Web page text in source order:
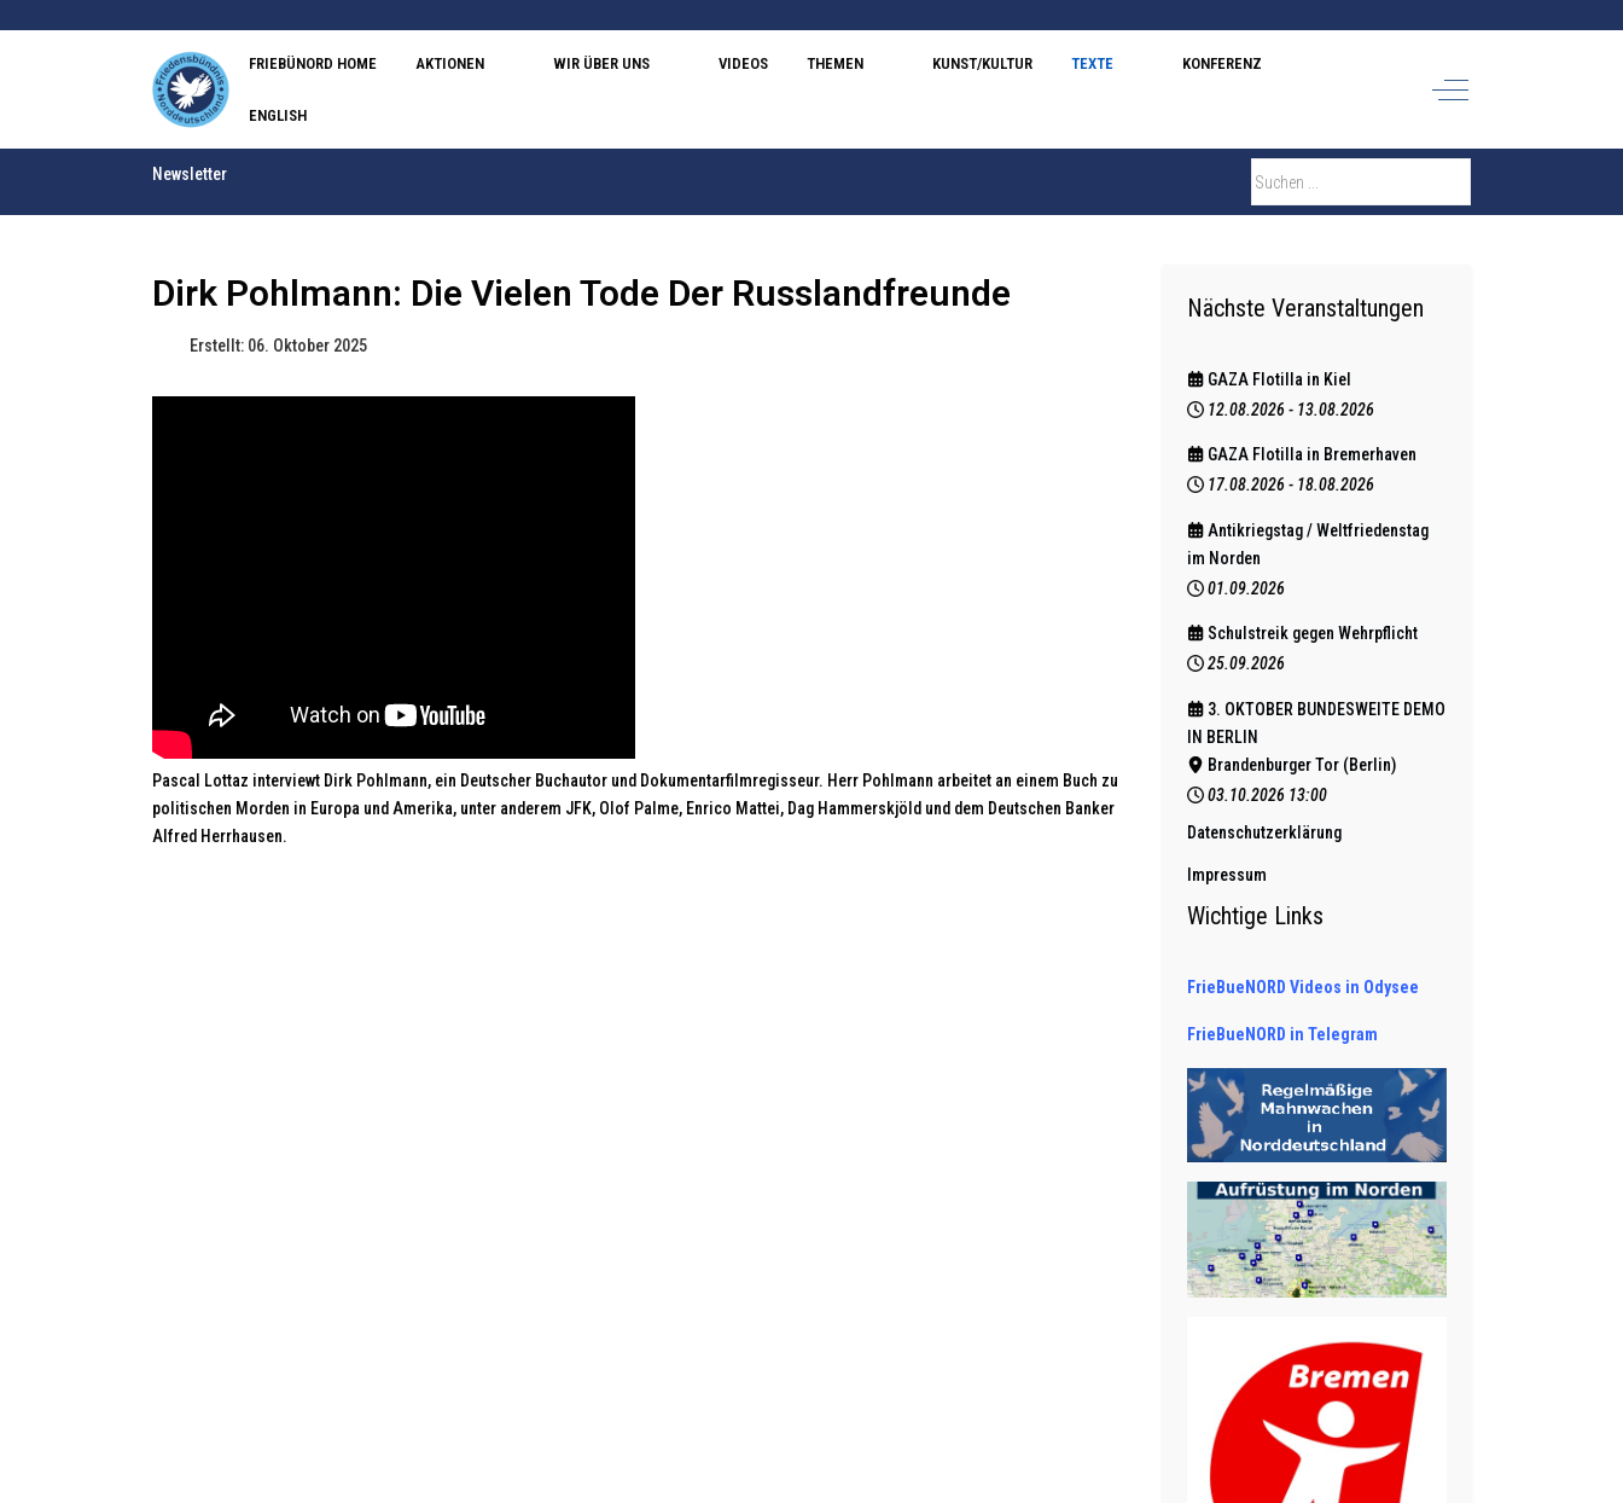
FRIEBÜNORD HOME AKTIONEN WIR ÜBER UNS VIDEOS THEMEN KUNST/KULTUR TEXTE KONFERENZ
ENGLISH
Off-Canvas Toggle
Newsletter
Dirk Pohlmann: Die Vielen Tode Der Russlandfreunde
Erstellt: 06. Oktober 2025
Pascal Lottaz interviewt Dirk Pohlmann, ein Deutscher Buchautor und Dokumentarfilmregisseur. Herr Pohlmann arbeitet an einem Buch zu
politischen Morden in Europa und Amerika, unter anderem JFK, Olof Palme, Enrico Mattei, Dag Hammerskjöld und dem Deutschen Banker
Alfred Herrhausen.
Nächste Veranstaltungen
GAZA Flotilla in Kiel
12.08.2026 - 13.08.2026
GAZA Flotilla in Bremerhaven
17.08.2026 - 18.08.2026
Antikriegstag / Weltfriedenstag
im Norden
01.09.2026
Schulstreik gegen Wehrpflicht
25.09.2026
3. OKTOBER BUNDESWEITE DEMO
IN BERLIN
Brandenburger Tor (Berlin)
03.10.2026 13:00
Datenschutzerklärung
Impressum
Wichtige Links
FrieBueNORD Videos in Odysee
FrieBueNORD in Telegram